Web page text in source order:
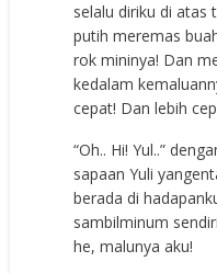
selalu diriku di atas
putih meremas
rok mininya! Dan
kedalam
cepat! Dan lebih
“Oh.. Hi! Yul..”
sapaan Yuli
berada di
sambilminum
he, malunya aku!